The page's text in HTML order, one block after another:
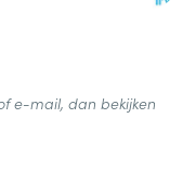
e-mail, dan bekijken